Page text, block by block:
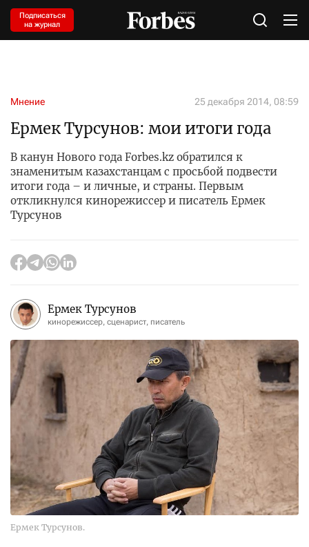
Подписаться
на журнал
Мнение 25 декабря 2014, 08:59
Ермек Турсунов: мои итоги года
В канун Нового года Forbes.kz обратился к
знаменитым казахстанцам с просьбой подвести
итоги года – и личные, и страны. Первым
откликнулся кинорежиссер и писатель Ермек
Турсунов
Ермек Турсунов
кинорежиссер, сценарист, писатель
Ермек Турсунов.